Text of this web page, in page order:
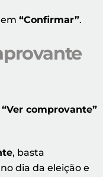
em“Confirmar”.
“Ver comprovante”
, basta
dia da eleição e